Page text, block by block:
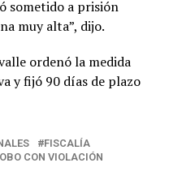
sometido a prisión
muy alta”, dijo.
ordenó la medida
y fijó 90 días de plazo
FISCALÍA
CON VIOLACIÓN